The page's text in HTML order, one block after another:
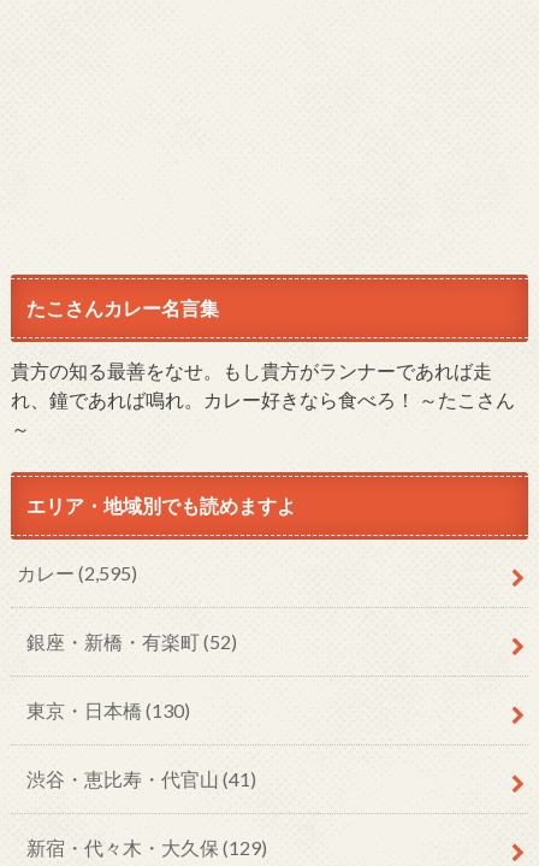
たこさんカレー名言集
貴方の知る最善をなせ。もし貴方がランナーであれば走
れ、鐘であれば鳴れ。カレー好きなら食べろ！ ～たこさん
～
エリア・地域別でも読めますよ
カレー (2,595)
銀座・新橋・有楽町(52)
東京・日本橋 (130)
渋谷・恵比寿・代官山 (41)
新宿・代々木・大久保 (129)